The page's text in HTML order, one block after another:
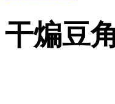
干煸豆角